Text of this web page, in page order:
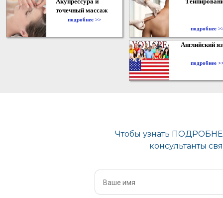
точечный массаж
подробнее >>
подробнее
Английский
подробнее